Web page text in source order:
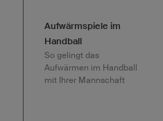
Aufwärmspiele im
Handball
So gelingt das
Aufwärmen im Handball
mit Ihrer Mannschaft